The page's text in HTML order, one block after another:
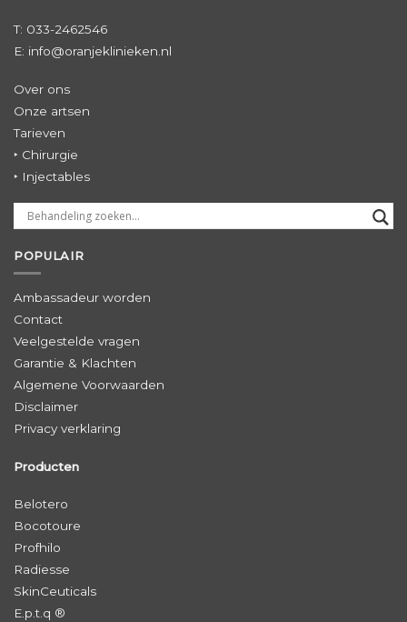
T: 033-2462546
E: info@oranjeklinieken.nl
Over ons
Onze artsen
Tarieven
‣ Chirurgie
‣ Injectables
POPULAIR
Ambassadeur worden
Contact
Veelgestelde vragen
Garantie & Klachten
Algemene Voorwaarden
Disclaimer
Privacy verklaring
Producten
Belotero
Bocotoure
Profhilo
Radiesse
SkinCeuticals
E.p.t.q ®